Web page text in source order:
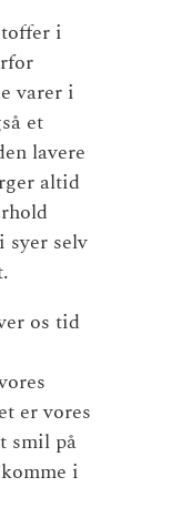
i
varer i
et
lavere
altid
syer selv
os tid
er vores
smil på
i